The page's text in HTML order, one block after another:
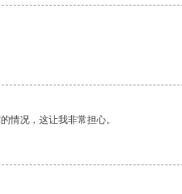
情况，这让我非常担心。